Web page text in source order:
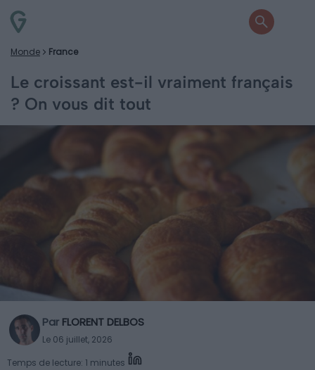
Monde France
Le croissant est-il vraiment français
? On vous dit tout
Par FLORENT DELBOS
Le 06 juillet, 2026
Temps de lecture: 1 minutes